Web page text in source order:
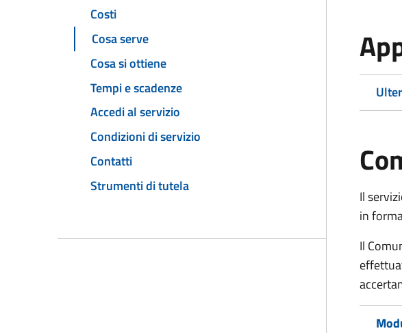
Costi
Cosa serve
Cosa si ottiene
Tempi e scadenze
Accedi al servizio
Condizioni di servizio
Contatti
Strumenti di tutela
Il
in
Il